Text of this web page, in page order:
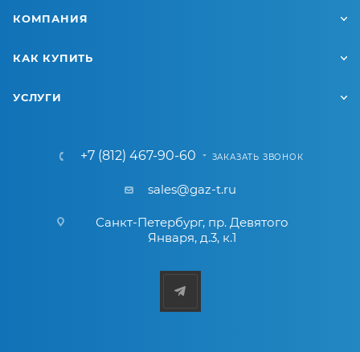
КОМПАНИЯ
КАК КУПИТЬ
УСЛУГИ
+7 (812) 467-90-60 ЗАКАЗАТЬ ЗВОНОК
sales@gaz-t.ru
Санкт-Петербург, пр. Девятого
Января, д.3, к.1